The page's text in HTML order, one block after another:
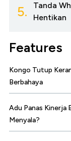
5.
Tanda
Hentikan
Features
Kongo Tutup
Berbahaya
Adu Panas Kinerja
Menyala?